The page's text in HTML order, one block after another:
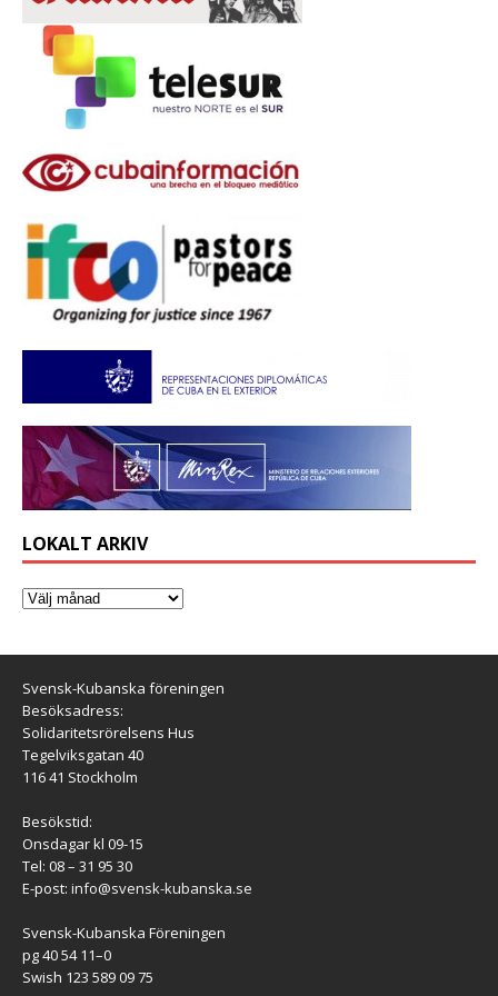
LOKALT ARKIV
Svensk-Kubanska föreningen
Besöksadress:
Solidaritetsrörelsens Hus
Tegelviksgatan 40
116 41 Stockholm
Besökstid:
Onsdagar kl 09-15
Tel: 08 – 31 95 30
E-post: info@svensk-kubanska.se
Svensk-Kubanska Föreningen
pg 40 54 11–0
Swish 123 589 09 75